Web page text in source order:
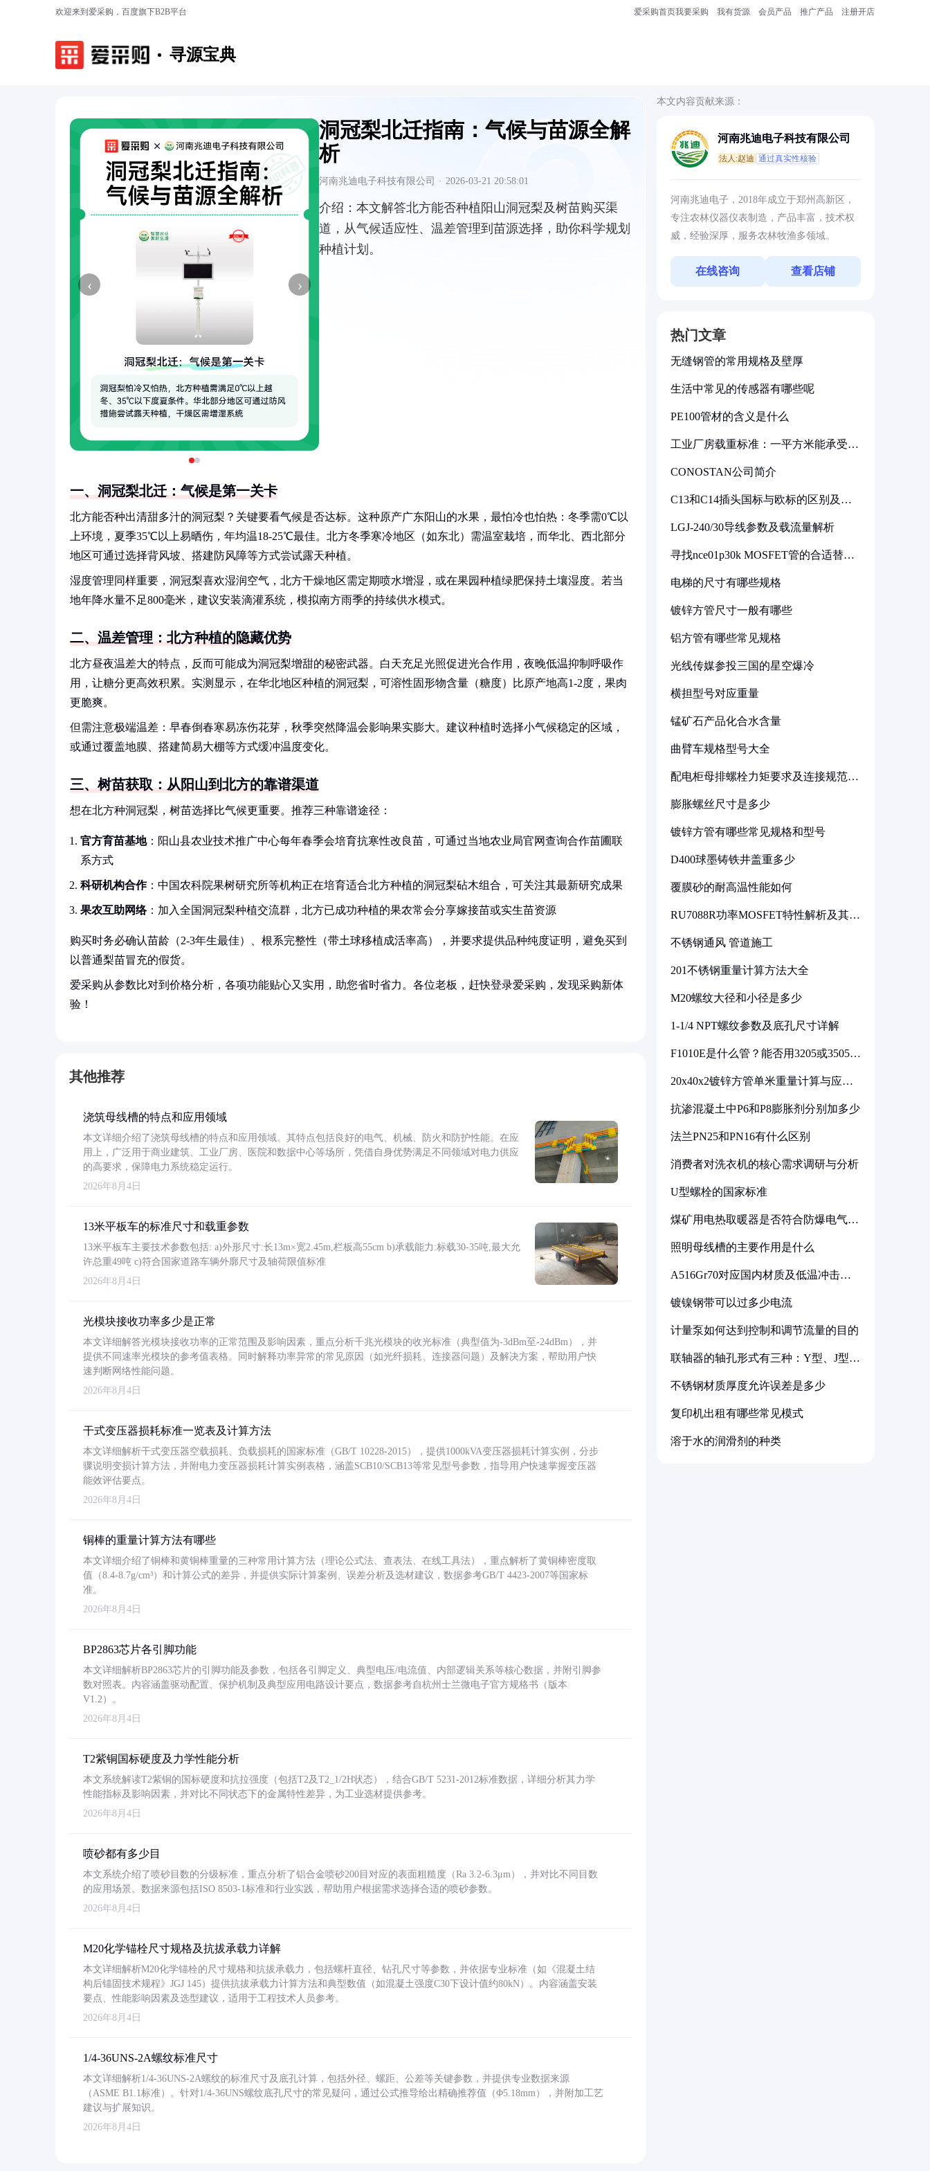
欢迎来到爱采购，百度旗下B2B平台 爱采购首页我要采购 我有货源 会员产品 推广产品 注册开店
寻源宝典
‹ ›
洞冠梨北迁指南：气候与苗源全解
析
河南兆迪电子科技有限公司 · 2026-03-21 20:58:01
介绍： 本文解答北方能否种植阳山洞冠梨及树苗购买渠
道，从气候适应性、温差管理到苗源选择，助你科学规划
种植计划。
一、洞冠梨北迁：气候是第一关卡
北方能否种出清甜多汁的洞冠梨？关键要看气候是否达标。这种原产广东阳山的水果，最怕冷也怕热：冬季需0℃以
上环境，夏季35℃以上易晒伤，年均温18-25℃最佳。北方冬季寒冷地区（如东北）需温室栽培，而华北、西北部分
地区可通过选择背风坡、搭建防风障等方式尝试露天种植。
湿度管理同样重要，洞冠梨喜欢湿润空气，北方干燥地区需定期喷水增湿，或在果园种植绿肥保持土壤湿度。若当
地年降水量不足800毫米，建议安装滴灌系统，模拟南方雨季的持续供水模式。
二、温差管理：北方种植的隐藏优势
北方昼夜温差大的特点，反而可能成为洞冠梨增甜的秘密武器。白天充足光照促进光合作用，夜晚低温抑制呼吸作
用，让糖分更高效积累。实测显示，在华北地区种植的洞冠梨，可溶性固形物含量（糖度）比原产地高1-2度，果肉
更脆爽。
但需注意极端温差：早春倒春寒易冻伤花芽，秋季突然降温会影响果实膨大。建议种植时选择小气候稳定的区域，
或通过覆盖地膜、搭建简易大棚等方式缓冲温度变化。
三、树苗获取：从阳山到北方的靠谱渠道
想在北方种洞冠梨，树苗选择比气候更重要。推荐三种靠谱途径：
官方育苗基地：阳山县农业技术推广中心每年春季会培育抗寒性改良苗，可通过当地农业局官网查询合作苗圃联
系方式
科研机构合作：中国农科院果树研究所等机构正在培育适合北方种植的洞冠梨砧木组合，可关注其最新研究成果
果农互助网络：加入全国洞冠梨种植交流群，北方已成功种植的果农常会分享嫁接苗或实生苗资源
购买时务必确认苗龄（2-3年生最佳）、根系完整性（带土球移植成活率高），并要求提供品种纯度证明，避免买到
以普通梨苗冒充的假货。
爱采购从参数比对到价格分析，各项功能贴心又实用，助您省时省力。各位老板，赶快登录爱采购，发现采购新体
验！
其他推荐
浇筑母线槽的特点和应用领域
本文详细介绍了浇筑母线槽的特点和应用领域。其特点包括良好的电气、机械、防火和防护性能。在应
用上，广泛用于商业建筑、工业厂房、医院和数据中心等场所，凭借自身优势满足不同领域对电力供应
的高要求，保障电力系统稳定运行。
2026年8月4日
13米平板车的标准尺寸和载重参数
13米平板车主要技术参数包括: a)外形尺寸:长13m×宽2.45m,栏板高55cm b)承载能力:标载30-35吨,最大允
许总重49吨 c)符合国家道路车辆外廓尺寸及轴荷限值标准
2026年8月4日
光模块接收功率多少是正常
本文详细解答光模块接收功率的正常范围及影响因素，重点分析千兆光模块的收光标准（典型值为-3dBm至-24dBm），并
提供不同速率光模块的参考值表格。同时解释功率异常的常见原因（如光纤损耗、连接器问题）及解决方案，帮助用户快
速判断网络性能问题。
2026年8月4日
干式变压器损耗标准一览表及计算方法
本文详细解析干式变压器空载损耗、负载损耗的国家标准（GB/T 10228-2015），提供1000kVA变压器损耗计算实例，分步
骤说明变损计算方法，并附电力变压器损耗计算实例表格，涵盖SCB10/SCB13等常见型号参数，指导用户快速掌握变压器
能效评估要点。
2026年8月4日
铜棒的重量计算方法有哪些
本文详细介绍了铜棒和黄铜棒重量的三种常用计算方法（理论公式法、查表法、在线工具法），重点解析了黄铜棒密度取
值（8.4-8.7g/cm³）和计算公式的差异，并提供实际计算案例、误差分析及选材建议，数据参考GB/T 4423-2007等国家标
准。
2026年8月4日
BP2863芯片各引脚功能
本文详细解析BP2863芯片的引脚功能及参数，包括各引脚定义、典型电压/电流值、内部逻辑关系等核心数据，并附引脚参
数对照表。内容涵盖驱动配置、保护机制及典型应用电路设计要点，数据参考自杭州士兰微电子官方规格书（版本
V1.2）。
2026年8月4日
T2紫铜国标硬度及力学性能分析
本文系统解读T2紫铜的国标硬度和抗拉强度（包括T2及T2_1/2H状态），结合GB/T 5231-2012标准数据，详细分析其力学
性能指标及影响因素，并对比不同状态下的金属特性差异，为工业选材提供参考。
2026年8月4日
喷砂都有多少目
本文系统介绍了喷砂目数的分级标准，重点分析了铝合金喷砂200目对应的表面粗糙度（Ra 3.2-6.3μm），并对比不同目数
的应用场景。数据来源包括ISO 8503-1标准和行业实践，帮助用户根据需求选择合适的喷砂参数。
2026年8月4日
M20化学锚栓尺寸规格及抗拔承载力详解
本文详细解析M20化学锚栓的尺寸规格和抗拔承载力，包括螺杆直径、钻孔尺寸等参数，并依据专业标准（如《混凝土结
构后锚固技术规程》JGJ 145）提供抗拔承载力计算方法和典型数值（如混凝土强度C30下设计值约80kN）。内容涵盖安装
要点、性能影响因素及选型建议，适用于工程技术人员参考。
2026年8月4日
1/4-36UNS-2A螺纹标准尺寸
本文详细解析1/4-36UNS-2A螺纹的标准尺寸及底孔计算，包括外径、螺距、公差等关键参数，并提供专业数据来源
（ASME B1.1标准）。针对1/4-36UNS螺纹底孔尺寸的常见疑问，通过公式推导给出精确推荐值（Φ5.18mm），并附加工艺
建议与扩展知识。
2026年8月4日
本文内容贡献来源：
河南兆迪电子科技有限公司
法人:赵迪 通过真实性核验
河南兆迪电子，2018年成立于郑州高新区，
专注农林仪器仪表制造，产品丰富，技术权
威，经验深厚，服务农林牧渔多领域。
在线咨询 查看店铺
热门文章
无缝钢管的常用规格及壁厚
生活中常见的传感器有哪些呢
PE100管材的含义是什么
工业厂房载重标准：一平方米能承受多
CONOSTAN公司简介
C13和C14插头国标与欧标的区别及其
LGJ-240/30导线参数及载流量解析
寻找nce01p30k MOSFET管的合适替代
电梯的尺寸有哪些规格
镀锌方管尺寸一般有哪些
铝方管有哪些常见规格
光线传媒参投三国的星空爆冷
横担型号对应重量
锰矿石产品化合水含量
曲臂车规格型号大全
配电柜母排螺栓力矩要求及连接规范详
膨胀螺丝尺寸是多少
镀锌方管有哪些常见规格和型号
D400球墨铸铁井盖重多少
覆膜砂的耐高温性能如何
RU7088R功率MOSFET特性解析及其在
不锈钢通风 管道施工
201不锈钢重量计算方法大全
M20螺纹大径和小径是多少
1-1/4 NPT螺纹参数及底孔尺寸详解
F1010E是什么管？能否用3205或3505代
20x40x2镀锌方管单米重量计算与应用
抗渗混凝土中P6和P8膨胀剂分别加多少
法兰PN25和PN16有什么区别
消费者对洗衣机的核心需求调研与分析
U型螺栓的国家标准
煤矿用电热取暖器是否符合防爆电气设
照明母线槽的主要作用是什么
A516Gr70对应国内材质及低温冲击要
镀镍钢带可以过多少电流
计量泵如何达到控制和调节流量的目的
联轴器的轴孔形式有三种：Y型、J型、
不锈钢材质厚度允许误差是多少
复印机出租有哪些常见模式
溶于水的润滑剂的种类